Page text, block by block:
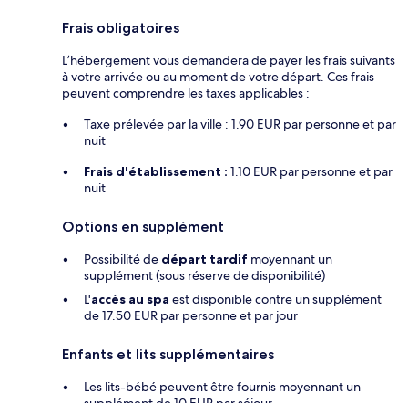
Frais obligatoires
L’hébergement vous demandera de payer les frais suivants
à votre arrivée ou au moment de votre départ. Ces frais
peuvent comprendre les taxes applicables :
Taxe prélevée par la ville : 1.90 EUR par personne et par
nuit
Frais d'établissement : 1.10 EUR par personne et par
nuit
Options en supplément
Possibilité de départ tardif moyennant un
supplément (sous réserve de disponibilité)
L'accès au spa est disponible contre un supplément
de 17.50 EUR par personne et par jour
Enfants et lits supplémentaires
Les lits-bébé peuvent être fournis moyennant un